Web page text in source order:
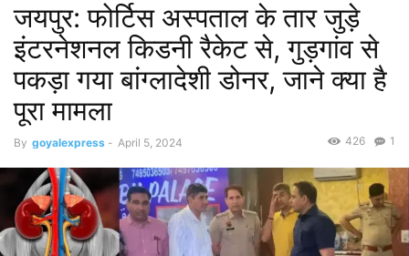
जयपुर: फोर्टिस अस्पताल के तार जुड़े
इंटरनेशनल किडनी रैकेट से, गुड़गांव से
पकड़ा गया बांग्लादेशी डोनर, जाने क्या है
पूरा मामला
By goyalexpress - April 5, 2024 1
426